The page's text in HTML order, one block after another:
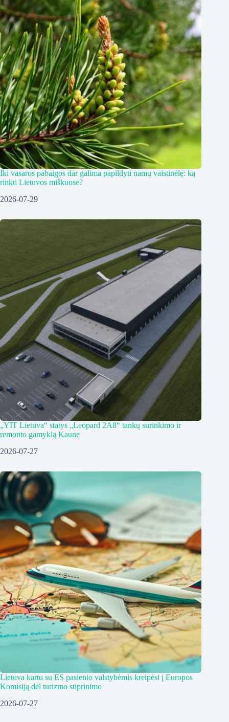
Iki vasaros pabaigos dar galima papildyti namų vaistinėlę: ką
rinkti Lietuvos miškuose?
2026-07-29
„YIT Lietuva“ statys „Leopard 2A8“ tankų surinkimo ir
remonto gamyklą Kaune
2026-07-27
Lietuva kartu su ES pasienio valstybėmis kreipėsi į Europos
Komisiją dėl turizmo stiprinimo
2026-07-27